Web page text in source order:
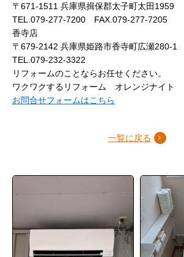
〒671-1511 兵庫県揖保郡太子町太田1959
TEL.079-277-7200 FAX.079-277-7205
香寺店
〒679-2142 兵庫県姫路市香寺町広瀬280-1
TEL.079-232-3322
リフォームのことならお任せください。
ワクワクするリフォーム オレンジナイト
お問合せフォームはこちら
一覧に戻る